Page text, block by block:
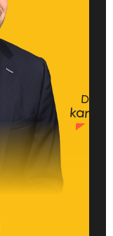
Dat
kan!